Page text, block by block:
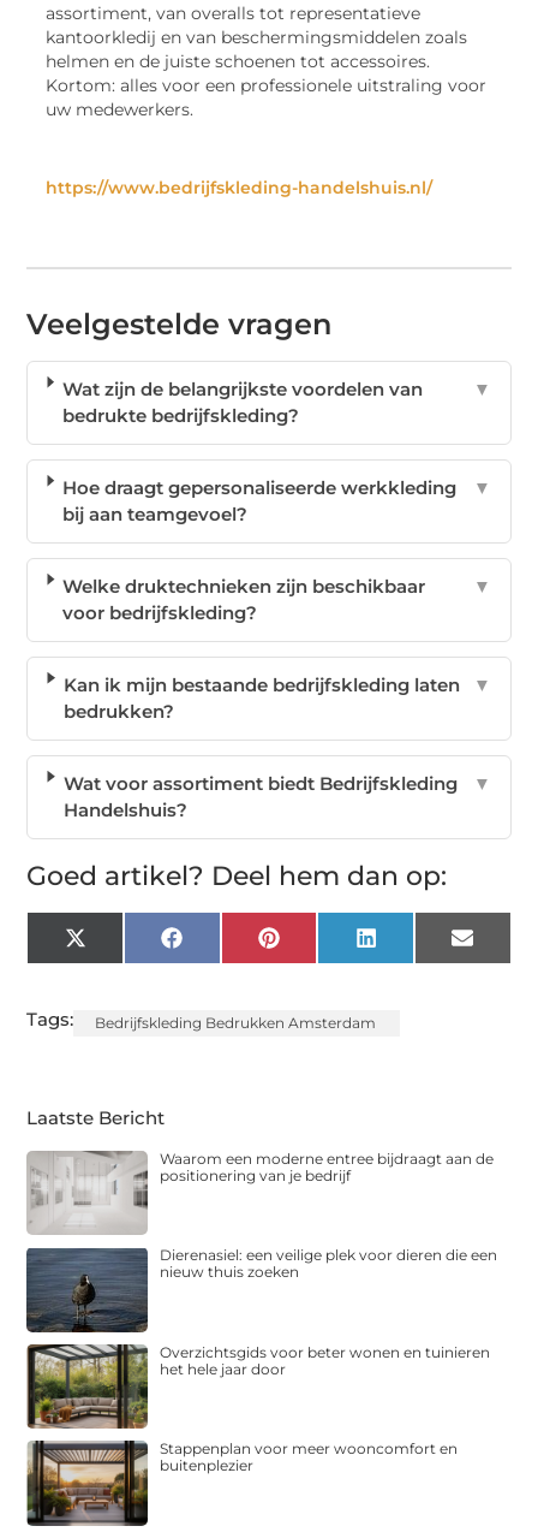
assortiment, van overalls tot representatieve
kantoorkledij en van beschermingsmiddelen zoals
helmen en de juiste schoenen tot accessoires.
Kortom: alles voor een professionele uitstraling voor
uw medewerkers.
https://www.bedrijfskleding-handelshuis.nl/
Veelgestelde vragen
Wat zijn de belangrijkste voordelen van
bedrukte bedrijfskleding?
▼
Hoe draagt gepersonaliseerde werkkleding
bij aan teamgevoel?
▼
Welke druktechnieken zijn beschikbaar
voor bedrijfskleding?
▼
Kan ik mijn bestaande bedrijfskleding laten
bedrukken?
▼
Wat voor assortiment biedt Bedrijfskleding
Handelshuis?
▼
Goed artikel? Deel hem dan op:
X
(Twitter)
FacebookPinterest LinkedIn Email
Tags: Bedrijfskleding Bedrukken Amsterdam
Laatste Bericht
Waarom een moderne entree bijdraagt aan de
positionering van je bedrijf
Dierenasiel: een veilige plek voor dieren die een
nieuw thuis zoeken
Overzichtsgids voor beter wonen en tuinieren
het hele jaar door
Stappenplan voor meer wooncomfort en
buitenplezier